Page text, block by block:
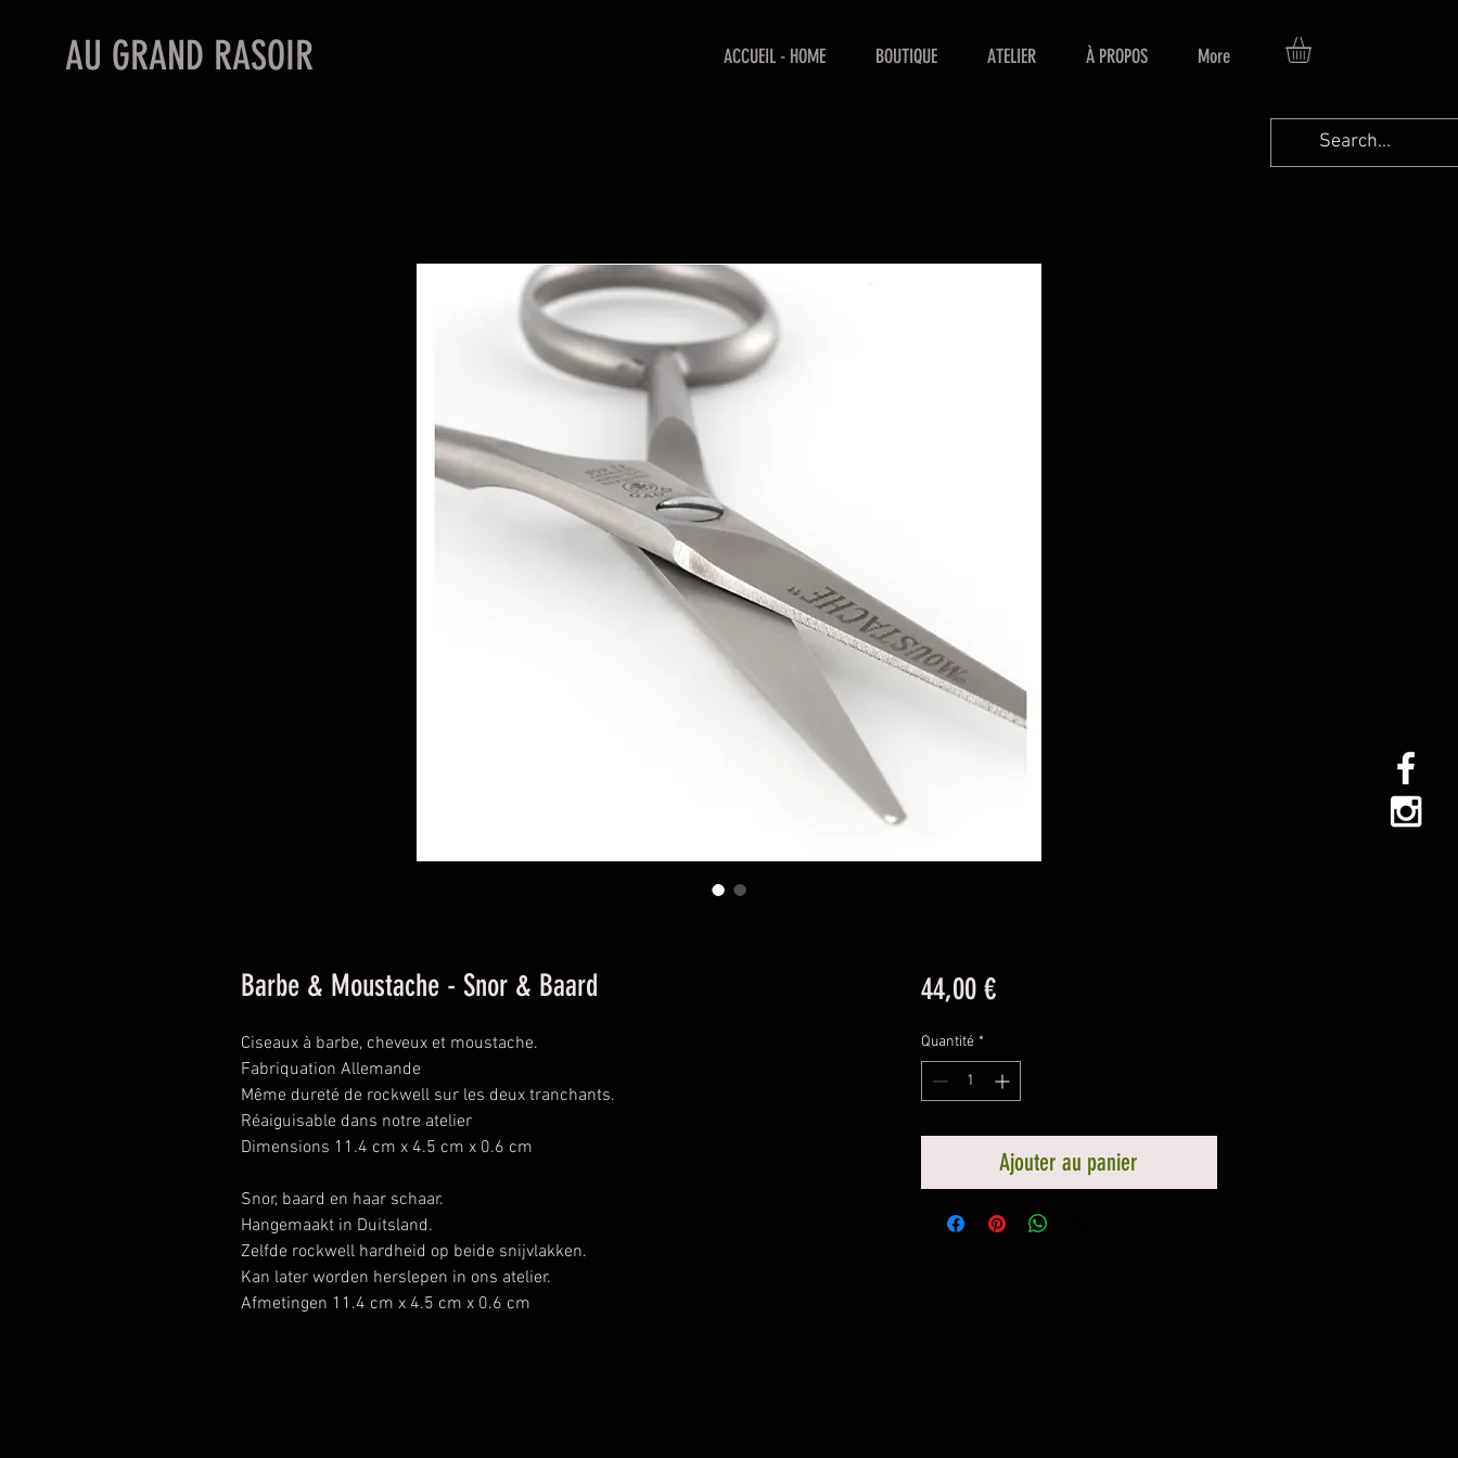
AU GRAND RASOIR ACCUEIL - HOME BOUTIQUE ATELIER À PROPOS More
Barbe & Moustache - Snor & Baard
Ciseaux à barbe, cheveux et moustache.
Fabriquation Allemande
Même dureté de rockwell sur les deux tranchants.
Réaiguisable dans notre atelier
Dimensions 11.4 cm x 4.5 cm x 0.6 cm
Snor, baard en haar schaar.
Hangemaakt in Duitsland.
Zelfde rockwell hardheid op beide snijvlakken.
Kan later worden herslepen in ons atelier.
Afmetingen 11.4 cm x 4.5 cm x 0.6 cm
44,00 €Prix
Quantité *
Ajouter au panier